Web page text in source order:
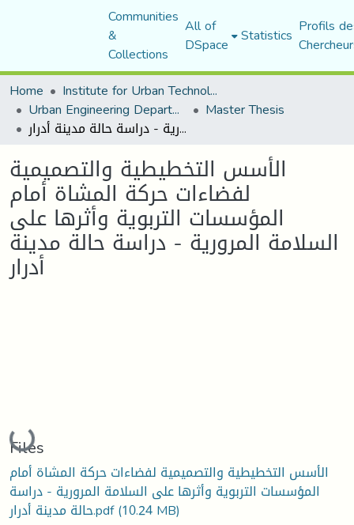
Communities
&
Collections
All of
DSpace Statistics Profils
Home
Institute for Urban Technology Management
Urban Engineering Department Master Thesis
الأسس التخطيطية والتصميمية لفضاءات حركة المشاة أمام المؤسسات التربوية وأثرها على السلامة المرورية - دراسة حالة مدينة أدرار
الأسس التخطيطية والتصميمية
لفضاءات حركة المشاة أمام
المؤسسات التربوية وأثرها على
السلامة المرورية - دراسة حالة مدينة
أدرار
Loading...
Files
الأسس التخطيطية والتصميمية لفضاءات حركة المشاة أمام
المؤسسات التربوية وأثرها على السلامة المرورية - دراسة
حالة مدينة أدرار.pdf(10.24 MB)